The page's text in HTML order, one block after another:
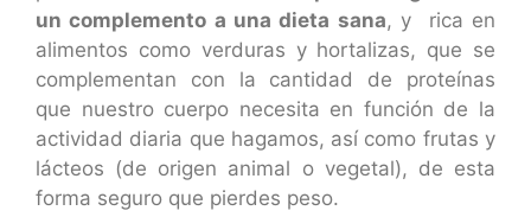
un complemento a una dieta sana, y rica en
alimentos como verduras y hortalizas, que se
complementan con la cantidad de proteínas
que nuestro cuerpo necesita en función de la
actividad diaria que hagamos, así como frutas y
lácteos (de origen animal o vegetal), de esta
forma seguro que pierdes peso.